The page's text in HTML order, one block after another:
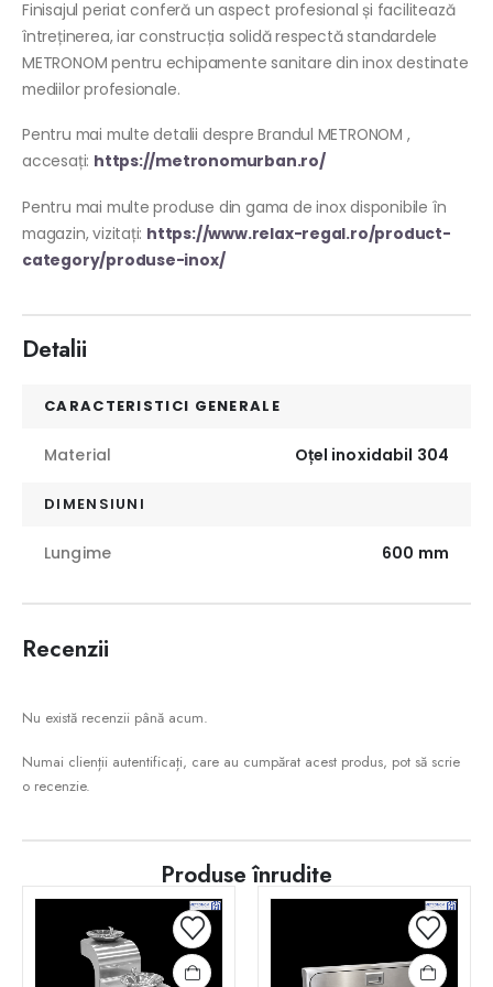
Finisajul periat conferă un aspect profesional și facilitează
întreținerea, iar construcția solidă respectă standardele
METRONOM pentru echipamente sanitare din inox destinate
mediilor profesionale.
Pentru mai multe detalii despre Brandul METRONOM ,
accesați: https://metronomurban.ro/
Pentru mai multe produse din gama de inox disponibile în
magazin, vizitați: https://www.relax-regal.ro/product-
category/produse-inox/
Detalii
CARACTERISTICI GENERALE
Material Oțel inoxidabil 304
DIMENSIUNI
Lungime 600 mm
Recenzii
Nu există recenzii până acum.
Numai clienții autentificați, care au cumpărat acest produs, pot să scrie
o recenzie.
Produse înrudite